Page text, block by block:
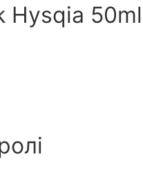
Hysqia 50ml